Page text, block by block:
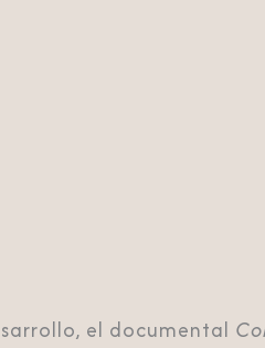
el documental